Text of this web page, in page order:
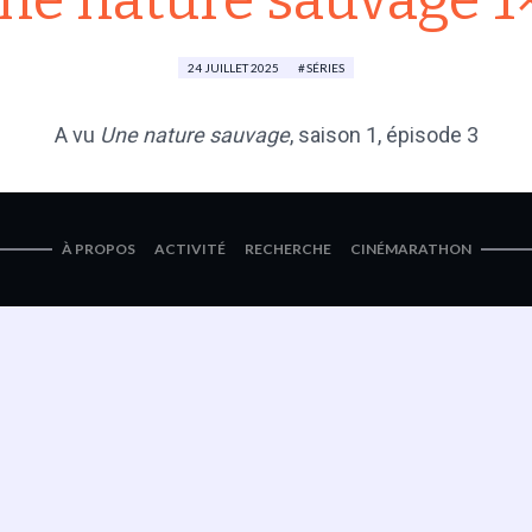
24 JUILLET 2025 SÉRIES
A vu Une nature sauvage, saison 1, épisode 3
À PROPOS ACTIVITÉ RECHERCHE CINÉMARATHON